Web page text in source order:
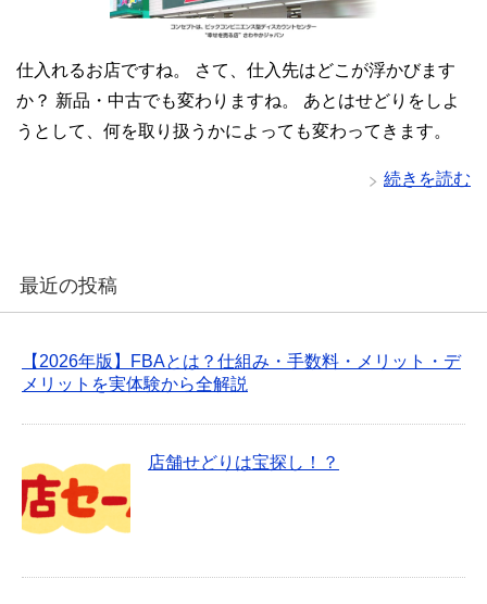
仕入れるお店ですね。 さて、仕入先はどこが浮かびます
か？ 新品・中古でも変わりますね。 あとはせどりをしよ
うとして、何を取り扱うかによっても変わってきます。
続きを読む
最近の投稿
【2026年版】FBAとは？仕組み・手数料・メリット・デ
メリットを実体験から全解説
店舗せどりは宝探し！？